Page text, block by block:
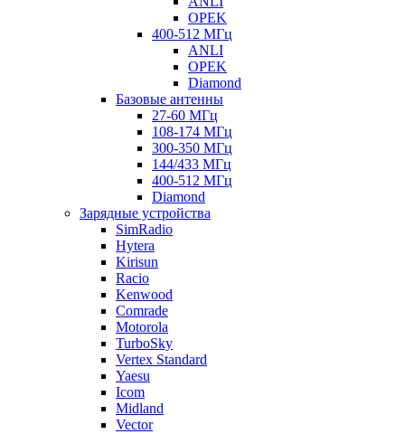
OPEK
400-512 МГц
ANLI
OPEK
Diamond
Базовые антенны
27-60 МГц
108-174 МГц
300-350 МГц
144/433 МГц
400-512 МГц
Diamond
Зарядные устройства
SimRadio
Hytera
Kirisun
Racio
Kenwood
Comrade
Motorola
TurboSky
Vertex Standard
Yaesu
Icom
Midland
Vector